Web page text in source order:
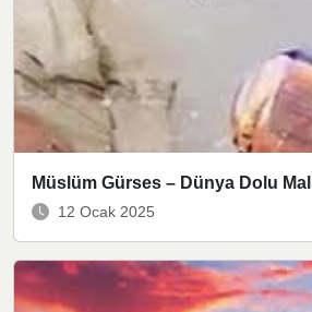
Müslüm Gürses – Dünya Dolu
12 Ocak 2025